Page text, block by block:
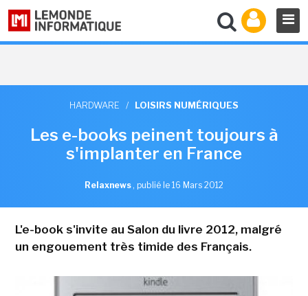
HARDWARE / LOISIRS NUMÉRIQUES
Les e-books peinent toujours à
s'implanter en France
Relaxnews , publié le 16 Mars 2012
L'e-book s'invite au Salon du livre 2012, malgré
un engouement très timide des Français.